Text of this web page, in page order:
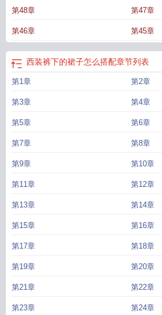
片西装裙裤头太松怎样缩小 西装裤下的裙子宝书
装搭配什么裤子好看
西装裤裙如何搭配西装裤.
看图片西装裤下的裙子作者无边客
第48章 第47章
第46章 第45章
西装裤下的裙子怎么搭配章节列表
第1章 第2章
第3章 第4章
第5章 第6章
第7章 第8章
第9章 第10章
第11章 第12章
第13章 第14章
第15章 第16章
第17章 第18章
第19章 第20章
第21章 第22章
第23章 第24章